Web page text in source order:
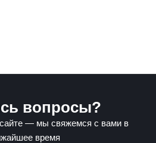
вопросы?
сайте — мы свяжемся с вами в
время